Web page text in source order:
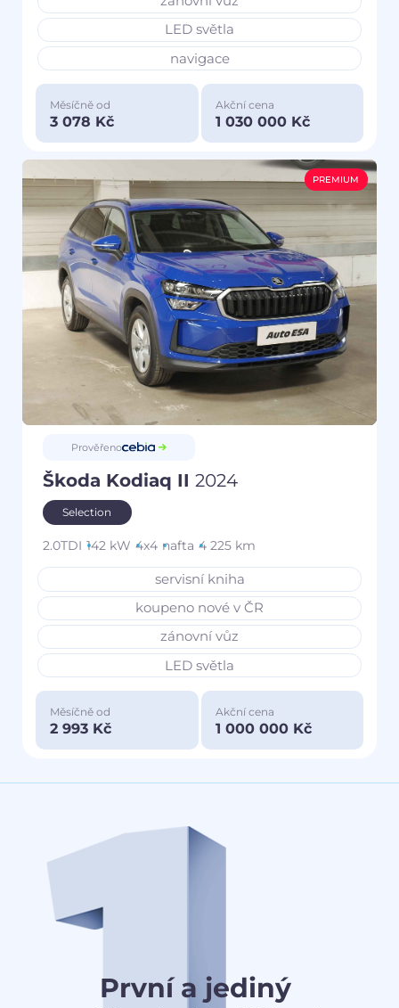
LED světla
navigace
Měsíčně od
3 078 Kč
Akční cena
1 030 000 Kč
PREMIUM
Prověřeno
Škoda Kodiaq II 2024
Selection
2.0TDI 142 kW 4x4 nafta 4 225 km
servisní kniha
koupeno nové v ČR
zánovní vůz
LED světla
Měsíčně od
2 993 Kč
Akční cena
1 000 000 Kč
První a jediný